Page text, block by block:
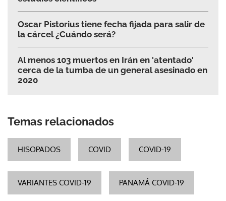
Oscar Pistorius tiene fecha fijada para salir de
la cárcel ¿Cuándo será?
Al menos 103 muertos en Irán en 'atentado'
cerca de la tumba de un general asesinado en
2020
Temas relacionados
HISOPADOS COVID COVID-19
VARIANTES COVID-19 PANAMÁ COVID-19